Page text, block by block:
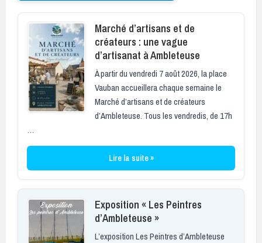
Marché d’artisans et de
créateurs : une vague
d’artisanat à Ambleteuse
À partir du vendredi 7 août 2026, la place
Vauban accueillera chaque semaine le
Marché d’artisans et de créateurs
d’Ambleteuse. Tous les vendredis, de 17h
…
Lire la suite »
Exposition « Les Peintres
d’Ambleteuse »
L’exposition Les Peintres d’Ambleteuse